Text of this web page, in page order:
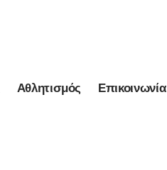
Αθλητισμός Επικοινωνία